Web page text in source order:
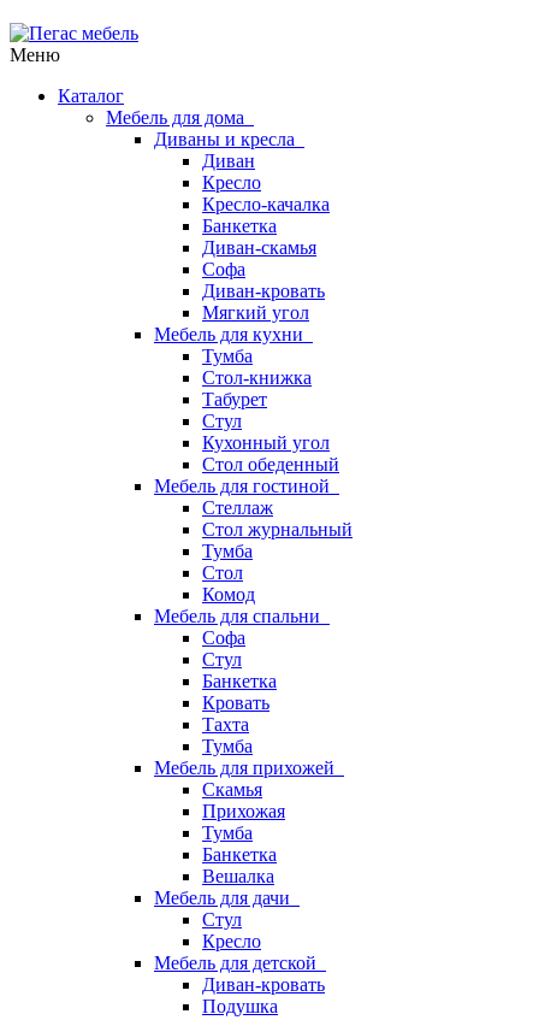
Меню
Каталог
Мебель для дома
Диваны и кресла
Диван
Кресло
Кресло-качалка
Банкетка
Диван-скамья
Софа
Диван-кровать
Мягкий угол
Мебель для кухни
Тумба
Стол-книжка
Табурет
Стул
Кухонный угол
Стол обеденный
Мебель для гостиной
Стеллаж
Стол журнальный
Тумба
Стол
Комод
Мебель для спальни
Софа
Стул
Банкетка
Кровать
Тахта
Тумба
Мебель для прихожей
Скамья
Прихожая
Тумба
Банкетка
Вешалка
Мебель для дачи
Стул
Кресло
Мебель для детской
Диван-кровать
Подушка